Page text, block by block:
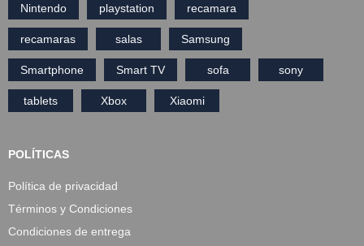
Nintendo playstation recamara
recamaras salas Samsung
Smartphone Smart TV sofa sony
tablets Xbox Xiaomi
POLÍTICAS
Política de privacidad
Términos y Condiciones
Condiciones de entrega